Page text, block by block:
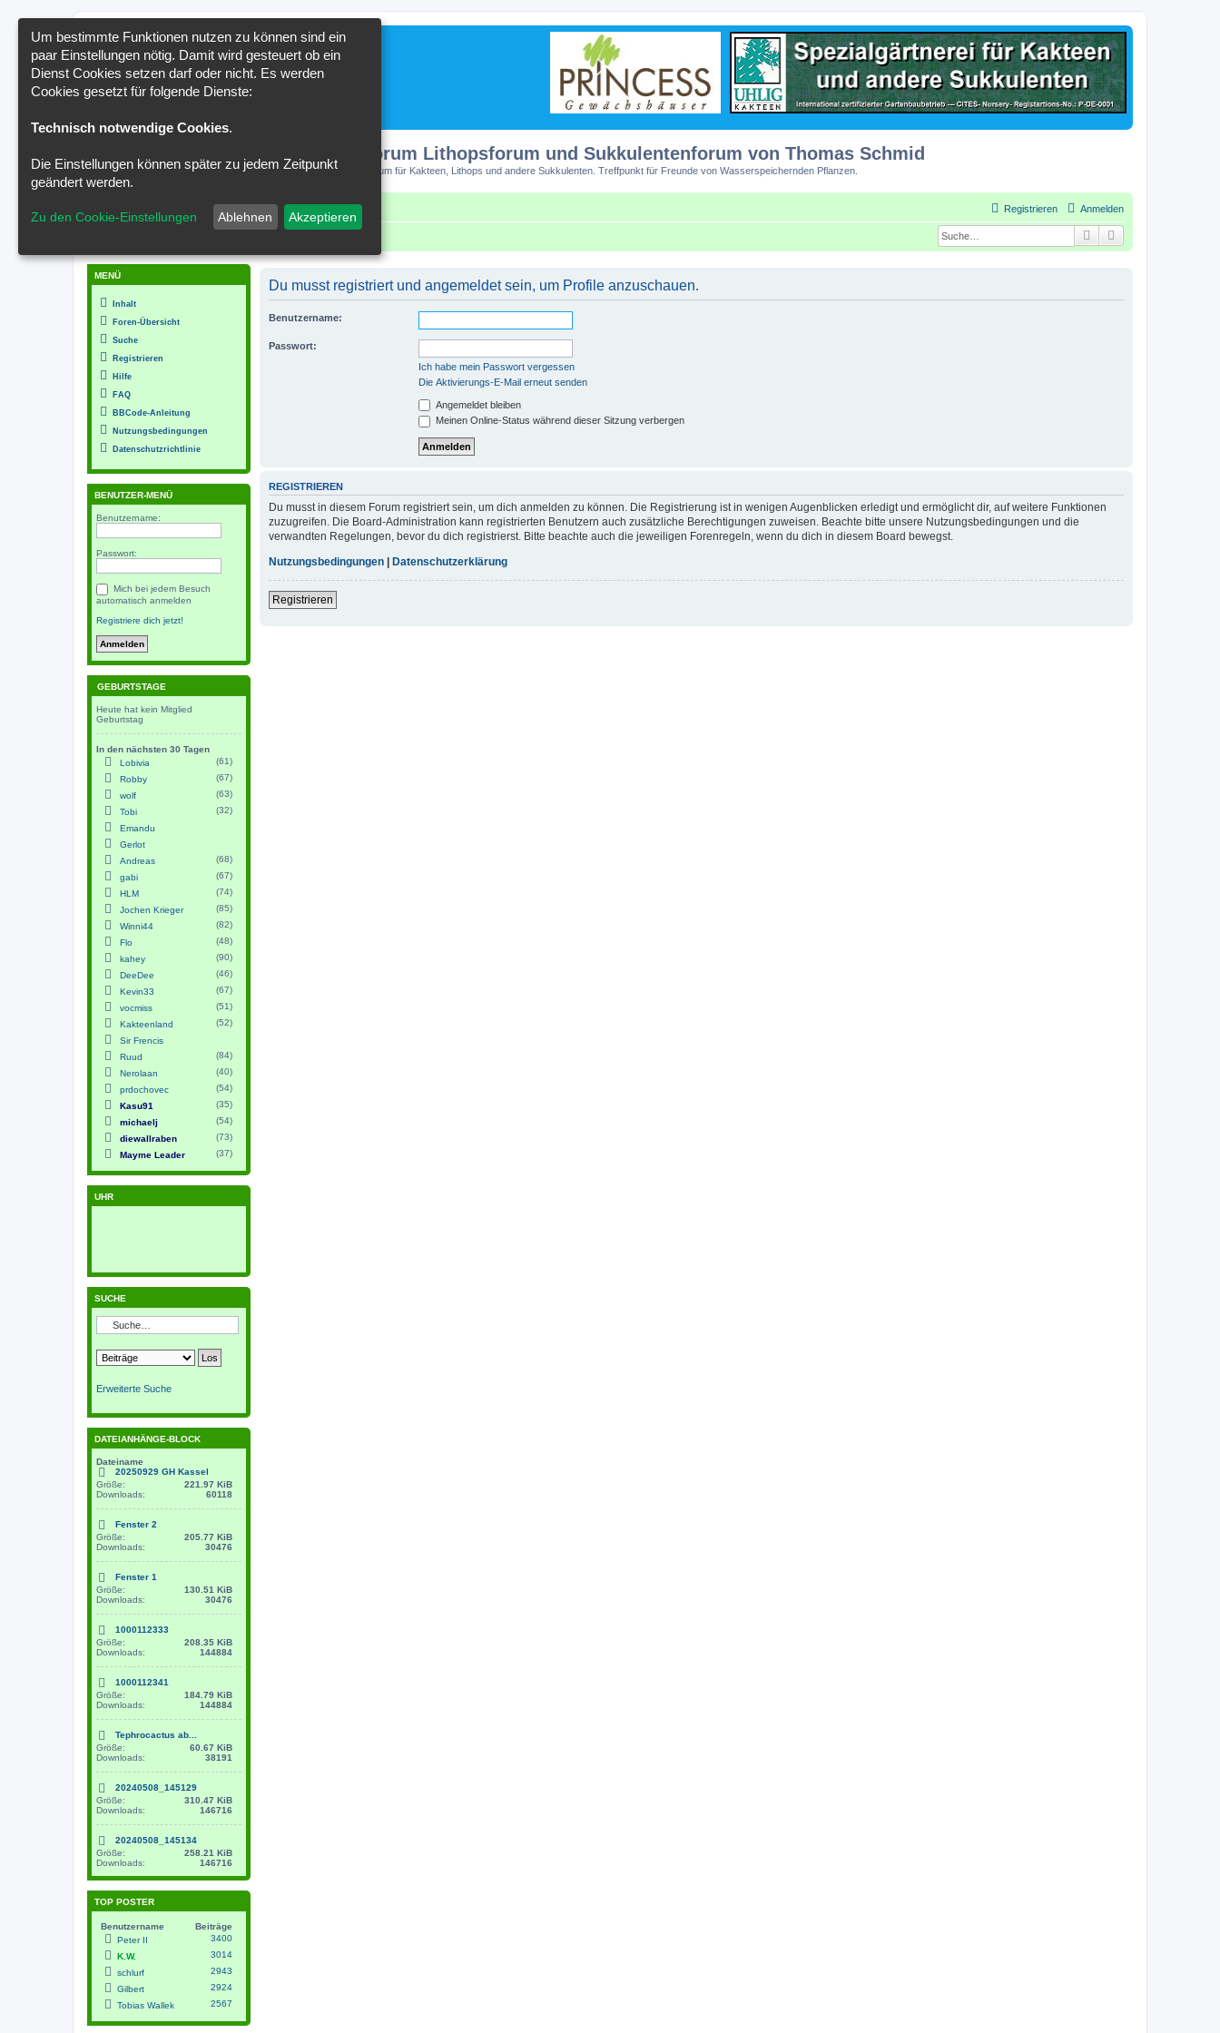
Kakteenforum Lithopsforum und Sukkulentenforum von Thomas Schmid
Forum für Kakteen, Lithops und andere Sukkulenten. Treffpunkt für Freunde von Wasserspeichernden Pflanzen.
Anmelden
Registrieren
Suche
Du musst registriert und angemeldet sein, um Profile anzuschauen.
Benutzername:
Passwort:
Ich habe mein Passwort vergessen
Die Aktivierungs-E-Mail erneut senden
Angemeldet bleiben
Meinen Online-Status während dieser Sitzung verbergen
REGISTRIEREN
Du musst in diesem Forum registriert sein, um dich anmelden zu können. Die Registrierung ist in wenigen Augenblicken erledigt und ermöglicht dir, auf weitere Funktionen
zuzugreifen. Die Board-Administration kann registrierten Benutzern auch zusätzliche Berechtigungen zuweisen. Beachte bitte unsere Nutzungsbedingungen und die
verwandten Regelungen, bevor du dich registrierst. Bitte beachte auch die jeweiligen Forenregeln, wenn du dich in diesem Board bewegst.
Nutzungsbedingungen
Datenschutzerklärung
Registrieren
MENÜ
Inhalt
Foren-Übersicht
Suche
Registrieren
Hilfe
FAQ
BBCode-Anleitung
Nutzungsbedingungen
Datenschutzrichtlinie
BENUTZER-MENÜ
Benutzername:
Passwort:
Mich bei jedem Besuch
automatisch anmelden
Registriere dich jetzt!
GEBURTSTAGE
Heute hat kein Mitglied
Geburtstag
In den nächsten 30 Tagen
Lobivia
(61)
Robby
(67)
wolf
(63)
Tobi
(32)
Emandu
Gerlot
Andreas
(68)
gabi
(67)
HLM
(74)
Jochen Krieger
(85)
Winni44
(82)
Flo
(48)
kahey
(90)
DeeDee
(46)
Kevin33
(67)
vocmiss
(51)
Kakteenland
(52)
Sir Frencis
Ruud
(84)
Nerolaan
(40)
prdochovec
(54)
Kasu91
(35)
michaelj
(54)
diewallraben
(73)
Mayme Leader
(37)
UHR
SUCHE
Erweiterte Suche
DATEIANHÄNGE-BLOCK
Dateiname
20250929 GH Kassel
Größe:
221.97 KiB
Downloads:
60118
Fenster 2
Größe:
205.77 KiB
Downloads:
30476
Fenster 1
Größe:
130.51 KiB
Downloads:
30476
1000112333
Größe:
208.35 KiB
Downloads:
144884
1000112341
Größe:
184.79 KiB
Downloads:
144884
Tephrocactus ab...
Größe:
60.67 KiB
Downloads:
38191
20240508_145129
Größe:
310.47 KiB
Downloads:
146716
20240508_145134
Größe:
258.21 KiB
Downloads:
146716
TOP POSTER
Benutzername
Beiträge
Peter II
3400
K.W.
3014
schlurf
2943
Gilbert
2924
Tobias Wallek
2567
Um bestimmte Funktionen nutzen zu können sind ein
paar Einstellungen nötig. Damit wird gesteuert ob ein
Dienst Cookies setzen darf oder nicht. Es werden
Cookies gesetzt für folgende Dienste:
Technisch notwendige Cookies.
Die Einstellungen können später zu jedem Zeitpunkt
geändert werden.
Zu den Cookie-Einstellungen Ablehnen Akzeptieren